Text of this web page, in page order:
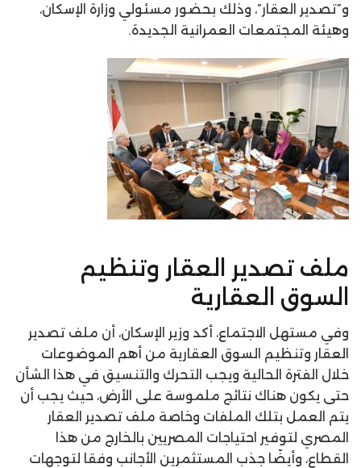
و”تصدير العقار”، وذلك بحضور مسئولي وزارة الإسكان،
وهيئة المجتمعات العمرانية الجديدة.
ملف تصدير العقار وتنظيم
السوق العقارية
وفي مستهل الاجتماع، أكد وزير الإسكان، أن ملف تصدير
العقار وتنظيم السوق العقارية من أهم الموضوعات
خلال الفترة الحالية ويجب التحرك والتنسيق في هذا الشأن
حتى يكون هناك نتائج ملموسة على الأرض، حيث يجب أن
يتم العمل بتلك الملفات وخاصة ملف تصدير العقار
المصري لتوفير احتياجات المصريين بالخارج من هذا
القطاع، وأيضًا جذب المستثمرين الأجانب وفقا لتوجهات